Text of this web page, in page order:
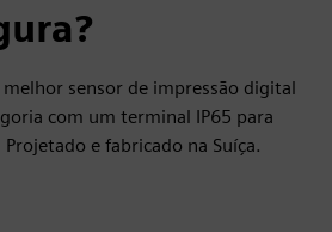
sensor de impressão digital
com um terminal IP65 para
e fabricado na Suíça.